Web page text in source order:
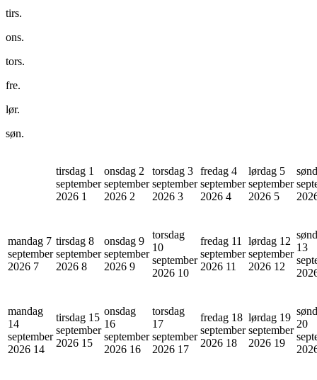
tirs.
ons.
tors.
fre.
lør.
søn.
tirsdag 1
september
2026 1
onsdag 2
september
2026 2
torsdag 3
september
2026 3
fredag 4
september
2026 4
lørdag 5
september
2026 5
mandag 7
september
2026 7
tirsdag 8
september
2026 8
onsdag 9
september
2026 9
torsdag
10
september
2026 10
fredag 11
september
2026 11
lørdag 12
september
2026 12
13
mandag
14
september
2026 14
tirsdag 15
september
2026 15
onsdag
16
september
2026 16
torsdag
17
september
2026 17
fredag 18
september
2026 18
lørdag 19
september
2026 19
20